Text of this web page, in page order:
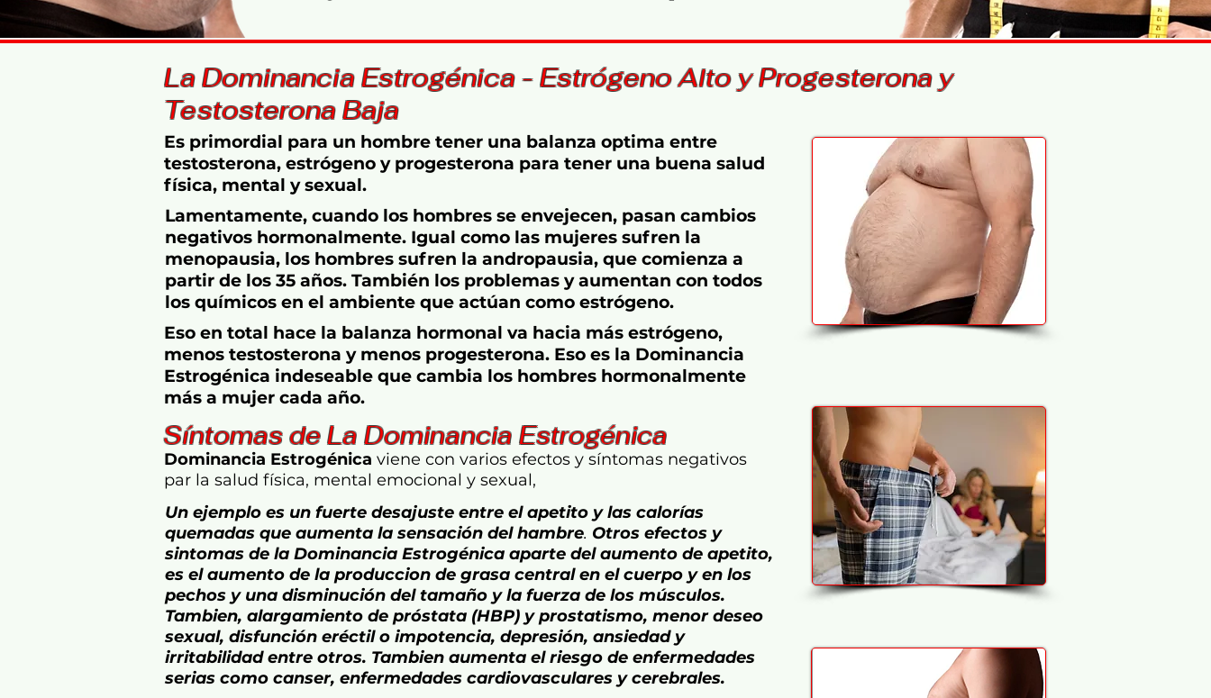
La Dominancia Estrogénica - Estrógeno Alto y Progesterona y
Testosterona Baja
Es primordial para un hombre tener una balanza optima entre
testosterona, estrógeno y progesterona para tener una buena salud
física, mental y sexual.
Lamentamente, cuando los hombres se envejecen, pasan cambios
negativos hormonalmente. Igual como las mujeres sufren la
menopausia, los hombres sufren la andropausia, que comienza a
partir de los 35 años. También los problemas y aumentan con todos
los químicos en el ambiente que actúan como estrógeno.
Eso en total hace la balanza hormonal va hacia más estrógeno,
menos testosterona y menos progesterona. Eso es la Dominancia
Estrogénica indeseable que cambia los hombres hormonalmente
más a mujer cada año.
Síntomas de La Dominancia Estrogénica
Dominancia Estrogénica viene con varios efectos y síntomas negativos
par la salud física, mental emocional y sexual,
Un ejemplo es un fuerte desajuste entre el apetito y las calorías
quemadas que aumenta la sensación del hambre. Otros efectos y
sintomas de la Dominancia Estrogénica aparte del aumento de apetito,
es el aumento de la produccion de grasa central en el cuerpo y en los
pechos y una disminución del tamaño y la fuerza de los músculos.
Tambien, alargamiento de próstata (HBP) y prostatismo, menor deseo
sexual, disfunción eréctil o impotencia, depresión, ansiedad y
irritabilidad entre otros. Tambien aumenta el riesgo de enfermedades
serias como canser, enfermedades cardiovasculares y cerebrales.